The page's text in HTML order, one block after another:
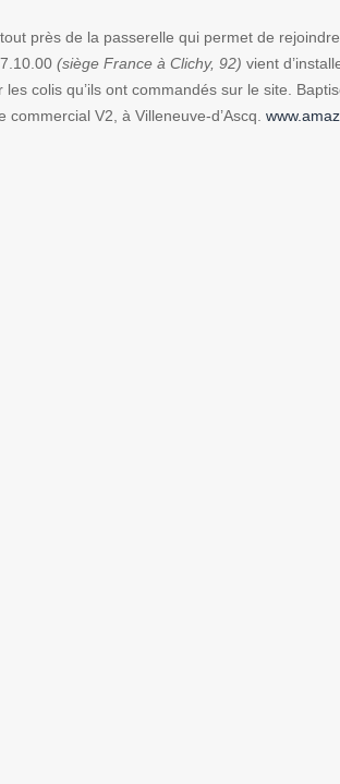
près de la passerelle qui permet de
(siège France à Clichy, 92) vient
les colis qu’ils ont commandés sur le site.
commercial V2, à Villeneuve-d’Ascq.